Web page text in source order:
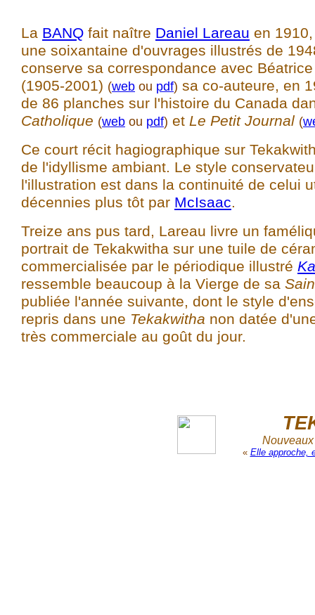
La BANQ fait naître Daniel Lareau en
une soixantaine d'ouvrages illustrés de
conserve sa correspondance avec
(1905-2001) (web ou pdf) sa co-auteure, en
de 86 planches sur l'histoire du Canada
Catholique (web ou pdf) et Le Petit Journal (
Ce court récit hagiographique sur
de l'idyllisme ambiant. Le style
l'illustration est dans la continuité de celui
décennies plus tôt par McIsaac.
Treize ans pus tard, Lareau livre un
portrait de Tekakwitha sur une tuile de
commercialisée par le périodique illustré
ressemble beaucoup à la Vierge de sa
publiée l'année suivante, dont le style
repris dans une Tekakwitha non datée
très commerciale au goût du jour.
« Elle approche,